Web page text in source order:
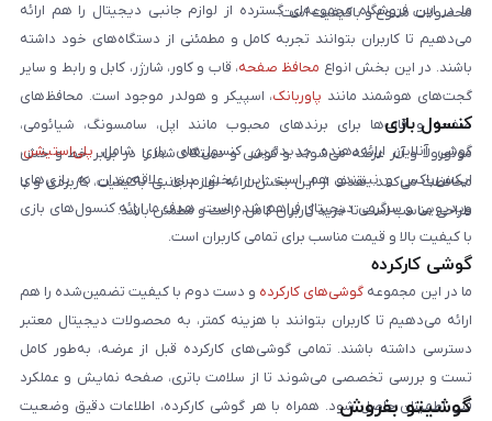
محصولات متنوع و باکیفیت است.
ما در این فروشگاه مجموعه‌ای گسترده از لوازم جانبی دیجیتال را هم ارائه
می‌دهیم تا کاربران بتوانند تجربه کامل و مطمئنی از دستگاه‌های خود داشته
باشند. در این بخش انواع محافظ صفحه، قاب و کاور، شارژر، کابل و رابط و سایر
گجت‌های هوشمند مانند پاوربانک، اسپیکر و هولدر موجود است. محافظ‌های
صفحه و قاب‌ها برای برندهای محبوب مانند اپل، سامسونگ، شیائومی،
موتورولا و آنر عرضه می‌شوند و گوشی و دستگاه شما را در برابر خط و خش
محافظت می‌کنند. هدف از این بخش ارائه لوازم جانبی باکیفیت، کاربردی و با
طراحی مناسب است تا خرید کاربران کامل، راحت و مطمئن باشد.
کنسول بازی
گوشی آنلاین ارائه‌دهنده جدیدترین کنسول‌های بازی شامل پلی‌استیشن،
ایکس‌باکس و نینتندو هم است. این بخش برای علاقه‌مندان به بازی‌های
ویدیویی و سرگرمی دیجیتال فراهم شده است. هدف ما ارائه کنسول‌های بازی
با کیفیت بالا و قیمت مناسب برای تمامی کاربران است.
گوشی کارکرده
ما در این مجموعه گوشی‌های کارکرده و دست دوم با کیفیت تضمین‌شده را هم
ارائه می‌دهیم تا کاربران بتوانند با هزینه کمتر، به محصولات دیجیتال معتبر
دسترسی داشته باشند. تمامی گوشی‌های کارکرده قبل از عرضه، به‌طور کامل
تست و بررسی تخصصی می‌شوند تا از سلامت باتری، صفحه نمایش و عملکرد
فنی اطمینان حاصل شود. همراه با هر گوشی کارکرده، اطلاعات دقیق وضعیت
گوشیتو بفروش